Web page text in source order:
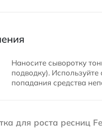
Наносите сыворотку
подводку).
попадания средства
для роста ресниц